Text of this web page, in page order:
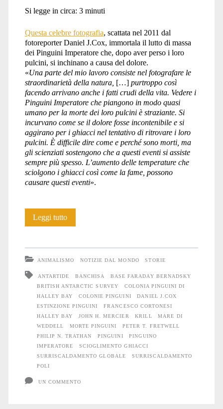
J.Cox</span>
Si legge in circa: 3 minuti
Questa celebre fotografia, scattata nel 2011 dal
fotoreporter Daniel J.Cox, immortala il lutto di massa
dei Pinguini Imperatore che, dopo aver perso i loro
pulcini, si inchinano a causa del dolore.
«Una parte del mio lavoro consiste nel fotografare le
straordinarietà della natura, […]purtroppo così
facendo arrivano anche i fatti crudi della vita. Vedere i
Pinguini Imperatore che piangono in modo quasi
umano per la morte dei loro pulcini è straziante. Si
incurvano come se il dolore fosse incontenibile e si
aggirano per i ghiacci nel tentativo di ritrovare i loro
pulcini. È difficile dire come e perché sono morti, ma
gli scienziati sostengono che a questi eventi si assiste
sempre più spesso. L’aumento delle temperature che
sciolgono i ghiacci così come la fame, possono
causare questi eventi».
Leggi tuttoLa
dei
Pinguini
Imperatore
ANIMALISMO NOTIZIE DAL MONDO STORIE
ANTARTIDE BANCHISA
BASE FARADAY BERNADSKY
BRITISH ANTARCTIC SURVEY
COLONIA PINGUINI DI
HALLEY BAY
COLONIE PINGUINI
DANIEL J.COX
ESTINZIONE PINGUINI
FRANCESCO CORTONESI
HALLEY BAY
JOHN H. MERCIER KRILL
MARE DI
WEDDELL
MORTE PINGUINI
PETER T. FRETWELL
PHILIP N. TRATHAN
PINGUINI
PINGUINO
IMPERATORE
SCIOGLIMENTO GHIACCI
SURRISCALDAMENTO GLOBALE
SURRISCALDAMENTO
POLI
UN COMMENTO